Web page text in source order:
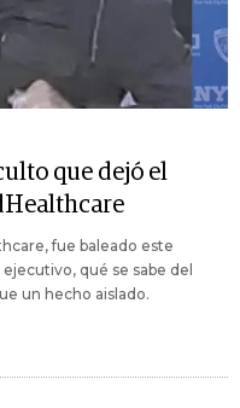
que dejó el
fue baleado este
qué se sabe del
un hecho aislado.